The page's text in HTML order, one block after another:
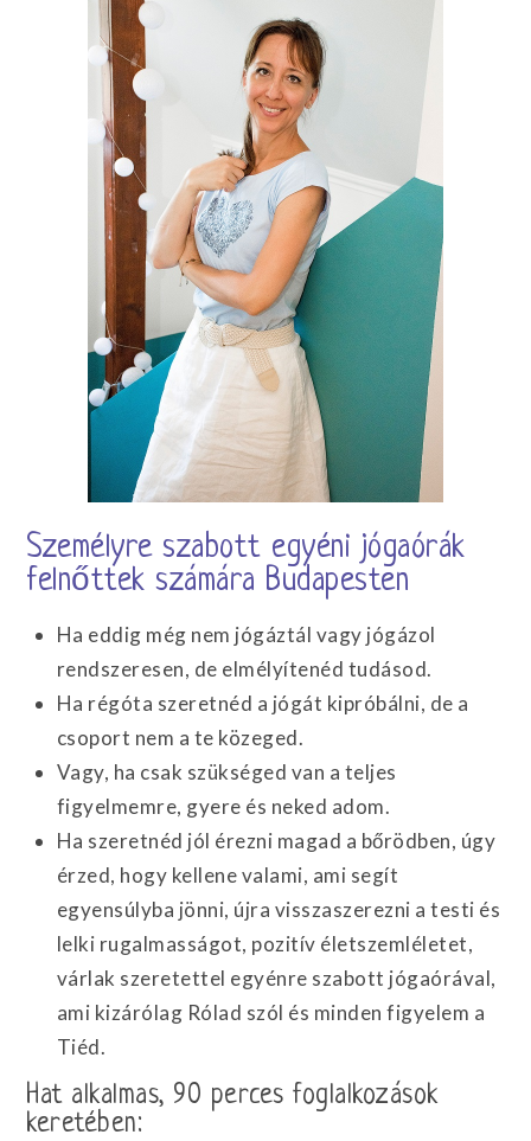
Személyre szabott egyéni jógaórák
felnőttek számára Budapesten
Ha eddig még nem jógáztál vagy jógázol
rendszeresen, de elmélyítenéd tudásod.
Ha régóta szeretnéd a jógát kipróbálni, de a
csoport nem a te közeged.
Vagy, ha csak szükséged van a teljes
figyelmemre, gyere és neked adom.
Ha szeretnéd jól érezni magad a bőrödben, úgy
érzed, hogy kellene valami, ami segít
egyensúlyba jönni, újra visszaszerezni a testi és
lelki rugalmasságot, pozitív életszemléletet,
várlak szeretettel egyénre szabott jógaórával,
ami kizárólag Rólad szól és minden figyelem a
Tiéd.
Hat alkalmas, 90 perces foglalkozások
keretében: